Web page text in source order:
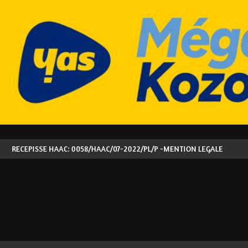
RECEPISSE HAAC: 0058/HAAC/07-2022/PL/P -MENTION LEGALE